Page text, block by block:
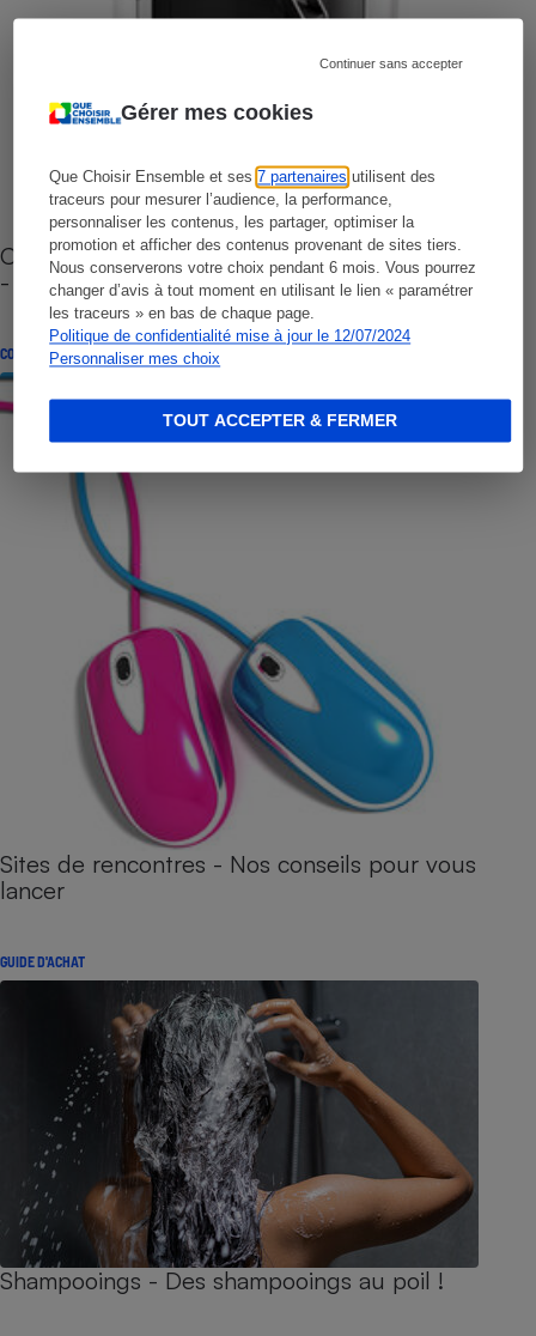
Gérer mes cookies
Que Choisir Ensemble et ses7 partenaires utilisent des
traceurs pour mesurer l’audience, la performance,
personnaliser les contenus, les partager, optimiser la
promotion et afficher des contenus provenant de sites tiers.
Nous conserverons votre choix pendant 6 mois. Vous pourrez
changer d’avis à tout moment en utilisant le lien « paramétrer
les traceurs » en bas de chaque page.
Politique de confidentialité mise à jour le 12/07/2024
Personnaliser mes choix
Continuer sans accepter
TOUT ACCEPTER & FERMER
Cafetière à capsules zéro déchet CoffeeB (vidéo)
- Premières impressions
CONSEILS
Sites de rencontres - Nos conseils pour vous
lancer
GUIDE D'ACHAT
Shampooings - Des shampooings au poil !